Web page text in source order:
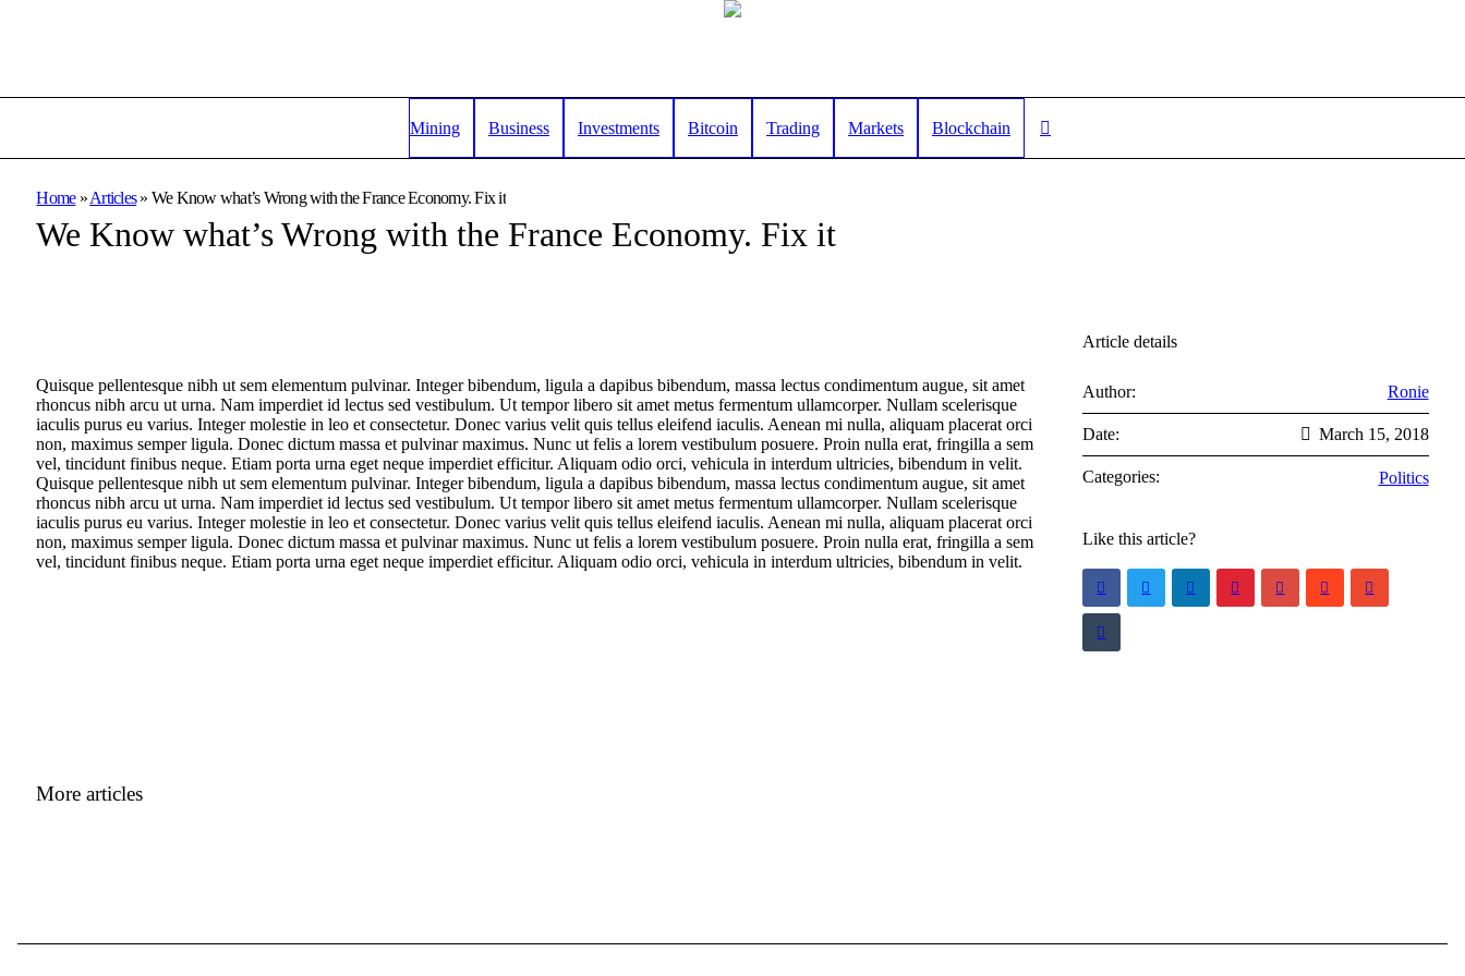
Mining Business Investments Bitcoin Trading Markets Blockchain
Home»Articles» We Know what’s Wrong with the France Economy. Fix it
We Know what’s Wrong with the France Economy. Fix it
Quisque pellentesque nibh ut sem elementum pulvinar. Integer bibendum, ligula a dapibus bibendum, massa lectus condimentum augue, sit amet
rhoncus nibh arcu ut urna. Nam imperdiet id lectus sed vestibulum. Ut tempor libero sit amet metus fermentum ullamcorper. Nullam scelerisque
iaculis purus eu varius. Integer molestie in leo et consectetur. Donec varius velit quis tellus eleifend iaculis. Aenean mi nulla, aliquam placerat orci
non, maximus semper ligula. Donec dictum massa et pulvinar maximus. Nunc ut felis a lorem vestibulum posuere. Proin nulla erat, fringilla a sem
vel, tincidunt finibus neque. Etiam porta urna eget neque imperdiet efficitur. Aliquam odio orci, vehicula in interdum ultricies, bibendum in velit.
Quisque pellentesque nibh ut sem elementum pulvinar. Integer bibendum, ligula a dapibus bibendum, massa lectus condimentum augue, sit amet
rhoncus nibh arcu ut urna. Nam imperdiet id lectus sed vestibulum. Ut tempor libero sit amet metus fermentum ullamcorper. Nullam scelerisque
iaculis purus eu varius. Integer molestie in leo et consectetur. Donec varius velit quis tellus eleifend iaculis. Aenean mi nulla, aliquam placerat orci
non, maximus semper ligula. Donec dictum massa et pulvinar maximus. Nunc ut felis a lorem vestibulum posuere. Proin nulla erat, fringilla a sem
vel, tincidunt finibus neque. Etiam porta urna eget neque imperdiet efficitur. Aliquam odio orci, vehicula in interdum ultricies, bibendum in velit.
Article details
Author: Ronie
Date: March 15, 2018
Categories: Politics
Like this article?
More articles